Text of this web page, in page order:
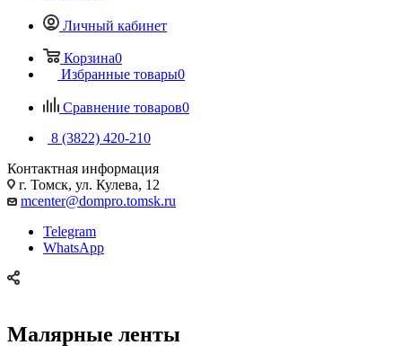
Личный кабинет
Корзина0
Избранные товары0
Сравнение товаров0
8 (3822) 420-210
Контактная информация
г. Томск, ул. Кулева, 12
mcenter@dompro.tomsk.ru
Telegram
WhatsApp
Малярные ленты